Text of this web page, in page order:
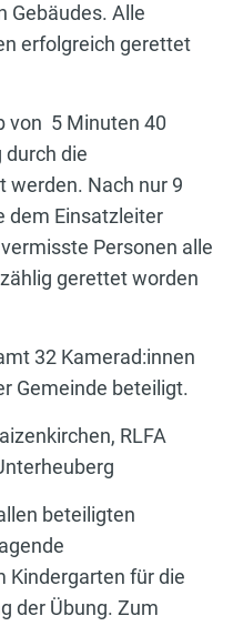
Gebäudes. Alle
erfolgreich gerettet
von 5 Minuten 40
durch die
werden. Nach nur 9
dem Einsatzleiter
Personen alle
gerettet worden
32 Kamerad:innen
Gemeinde beteiligt.
RLFA
beteiligten
Kindergarten für die
der Übung. Zum